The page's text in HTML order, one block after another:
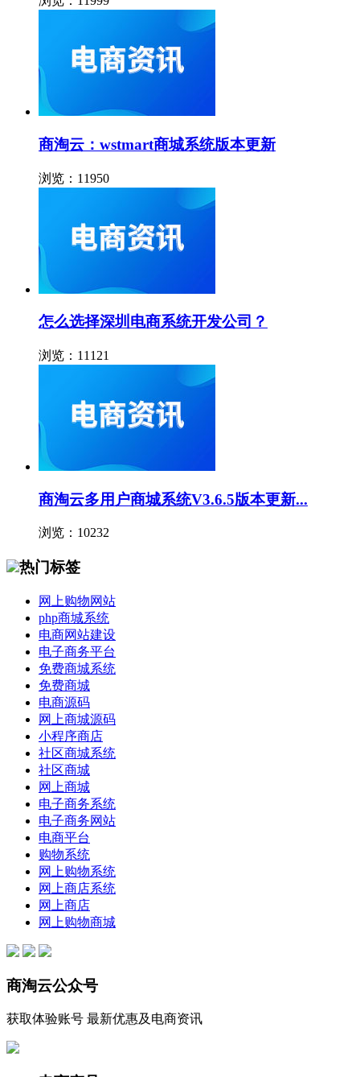
商淘云：wstmart商城系统版本更新
浏览：11950
怎么选择深圳电商系统开发公司？
浏览：11121
商淘云多用户商城系统V3.6.5版本更新...
浏览：10232
热门标签
网上购物网站
php商城系统
电商网站建设
电子商务平台
免费商城系统
免费商城
电商源码
网上商城源码
小程序商店
社区商城系统
社区商城
网上商城
电子商务系统
电子商务网站
电商平台
购物系统
网上购物系统
网上商店系统
网上商店
网上购物商城
商淘云公众号
获取体验账号 最新优惠及电商资讯